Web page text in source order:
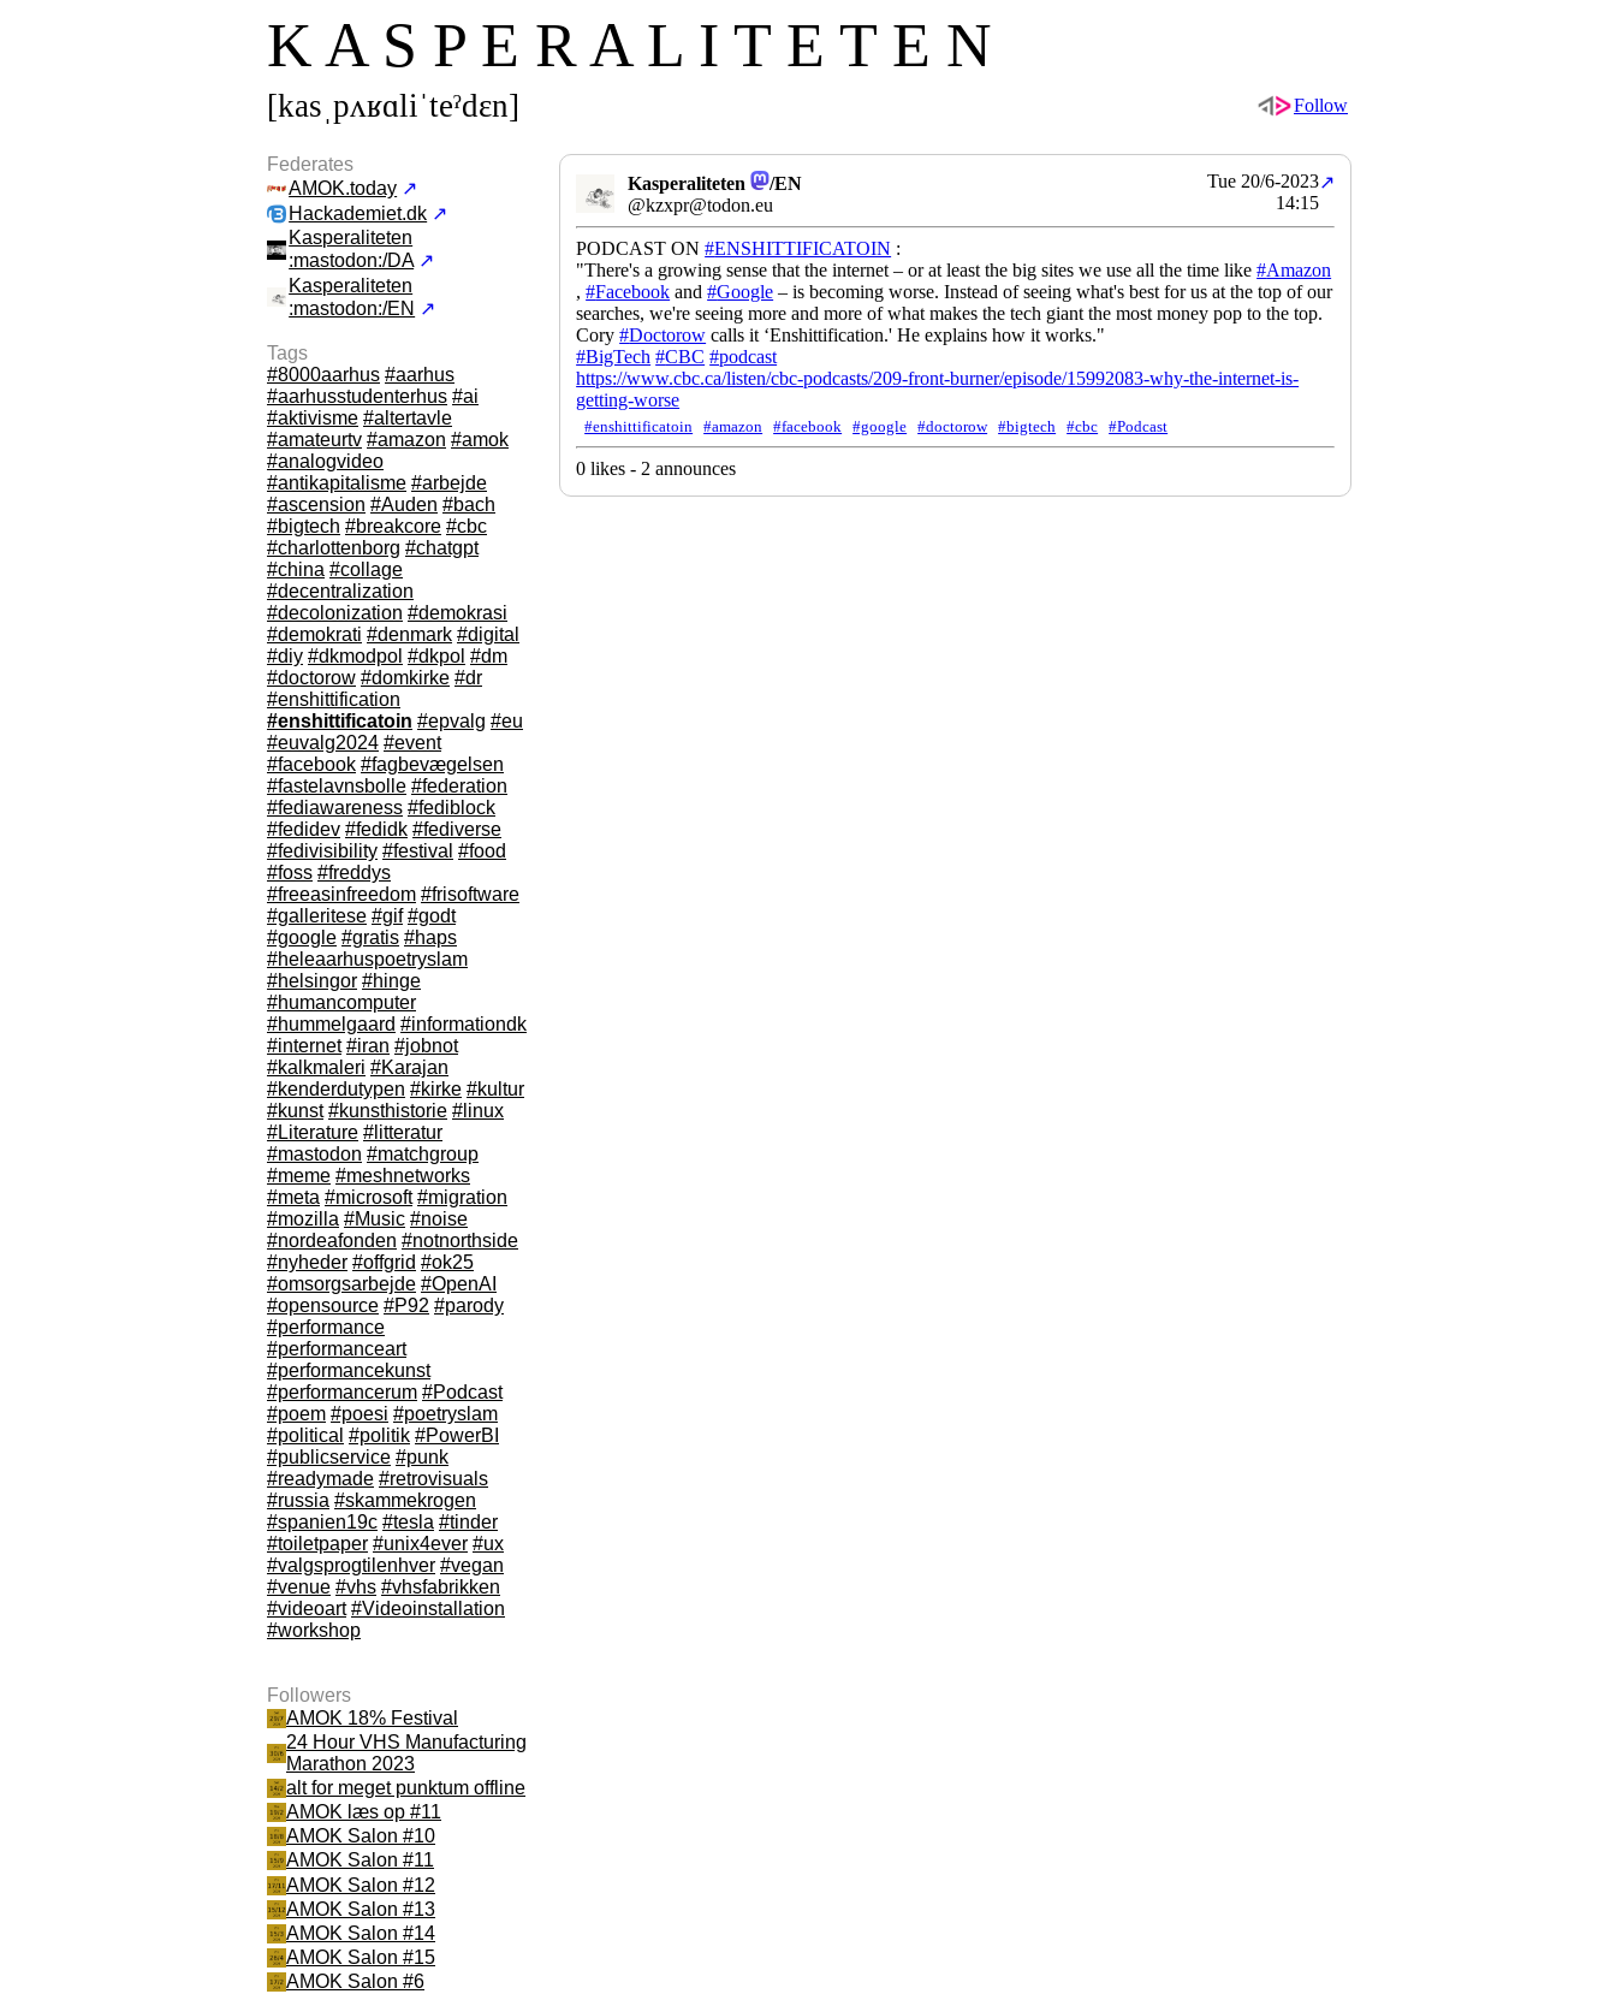
K A S P E R A L I T E T E N
[kasˌpʌʁɑliˈteˀdεn] Follow
Federates
AMOK.today ↗
Hackademiet.dk ↗
Kasperaliteten
:mastodon:/DA ↗
Kasperaliteten
:mastodon:/EN ↗
Tags
#8000aarhus #aarhus
#aarhusstudenterhus #ai
#aktivisme #altertavle
#amateurtv #amazon #amok
#analogvideo
#antikapitalisme #arbejde
#ascension #Auden #bach
#bigtech #breakcore #cbc
#charlottenborg #chatgpt
#china #collage
#decentralization
#decolonization #demokrasi
#demokrati #denmark #digital
#diy #dkmodpol #dkpol #dm
#doctorow #domkirke #dr
#enshittification
#enshittificatoin #epvalg #eu
#euvalg2024 #event
#facebook #fagbevægelsen
#fastelavnsbolle #federation
#fediawareness #fediblock
#fedidev #fedidk #fediverse
#fedivisibility #festival #food
#foss #freddys
#freeasinfreedom #frisoftware
#galleritese #gif #godt
#google #gratis #haps
#heleaarhuspoetryslam
#helsingor #hinge
#humancomputer
#hummelgaard #informationdk
#internet #iran #jobnot
#kalkmaleri #Karajan
#kenderdutypen #kirke #kultur
#kunst #kunsthistorie #linux
#Literature #litteratur
#mastodon #matchgroup
#meme #meshnetworks
#meta #microsoft #migration
#mozilla #Music #noise
#nordeafonden #notnorthside
#nyheder #offgrid #ok25
#omsorgsarbejde #OpenAI
#opensource #P92 #parody
#performance
#performanceart
#performancekunst
#performancerum #Podcast
#poem #poesi #poetryslam
#political #politik #PowerBI
#publicservice #punk
#readymade #retrovisuals
#russia #skammekrogen
#spanien19c #tesla #tinder
#toiletpaper #unix4ever #ux
#valgsprogtilenhver #vegan
#venue #vhs #vhsfabrikken
#videoart #Videoinstallation
#workshop
Followers
AMOK 18% Festival
24 Hour VHS Manufacturing
Marathon 2023
alt for meget punktum offline
AMOK læs op #11
AMOK Salon #10
AMOK Salon #11
AMOK Salon #12
AMOK Salon #13
AMOK Salon #14
AMOK Salon #15
AMOK Salon #6
Kasperaliteten
/EN
@kzxpr@todon.eu
Tue 20/6-2023
14:15
↗
PODCAST ON#ENSHITTIFICATOIN :
"There's a growing sense that the internet – or at least the big sites we use all the time like#Amazon
,#Facebook and#Google – is becoming worse. Instead of seeing what's best for us at the top of our
searches, we're seeing more and more of what makes the tech giant the most money pop to the top.
Cory#Doctorow calls it ‘Enshittification.' He explains how it works."
#BigTech #CBC #podcast
https://www.cbc.ca/listen/cbc-podcasts/209-front-burner/episode/15992083-why-the-internet-is-
getting-worse
#enshittificatoin #amazon #facebook #google #doctorow #bigtech #cbc #Podcast
0 likes - 2 announces